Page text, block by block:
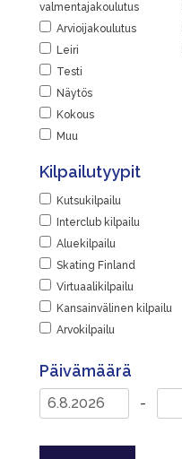
valmentajakoulutus
Arvioijakoulutus
Leiri
Testi
Näytös
Kokous
Muu
Kilpailutyypit
Kutsukilpailu
Interclub kilpailu
Aluekilpailu
Skating Finland
Virtuaalikilpailu
Kansainvälinen kilpailu
Arvokilpailu
Päivämäärä
-